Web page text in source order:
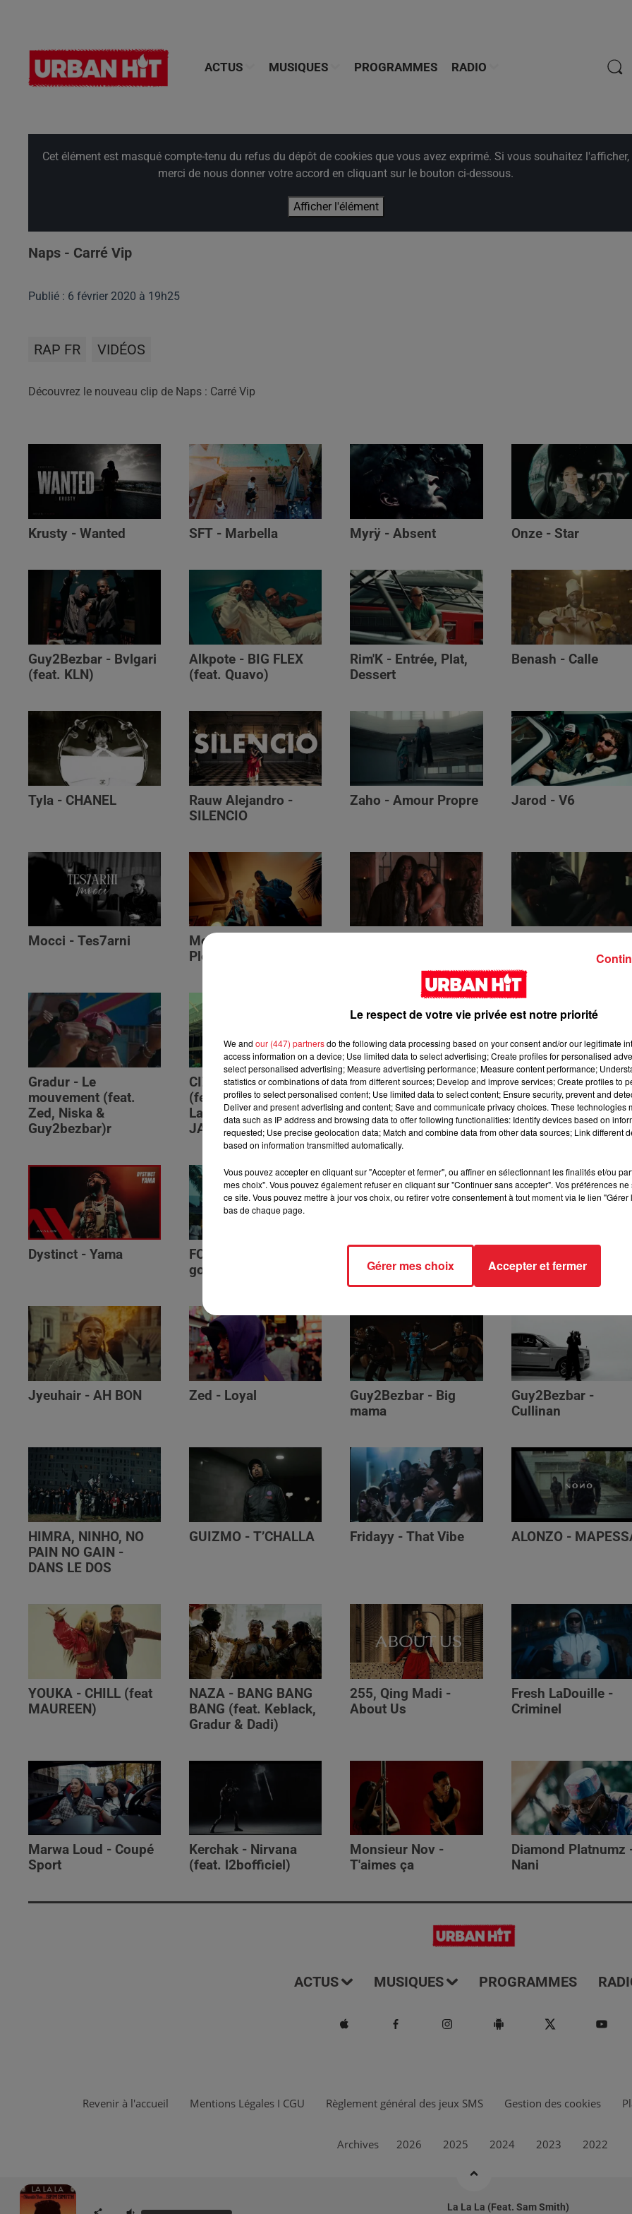
ACTUS MUSIQUES PROGRAMMES RADIO
Cet élément est masqué compte-tenu du refus du dépôt de cookies que vous avez exprimé. Si vous souhaitez l'afficher,
merci de nous donner votre accord en cliquant sur le bouton ci-dessous.
Afficher l'élément
Naps - Carré Vip
Publié : 6 février 2020 à 19h25
RAP FR VIDÉOS
Découvrez le nouveau clip de Naps : Carré Vip
Krusty - Wanted SFT - Marbella Myrÿ - Absent Onze - Star
Guy2Bezbar - Bvlgari
(feat. KLN)
Alkpote - BIG FLEX
(feat. Quavo)
Rim'K - Entrée, Plat,
Dessert
Benash - Calle
Tyla - CHANEL
Rauw Alejandro -
SILENCIO
Zaho - Amour Propre Jarod - V6
Mocci - Tes7arni
Monsieur Nov‬ -
Please (feat. RSKO)
interlude Yorssy
Gradur - Le
mouvement (feat.
Zed, Niska &
Guy2bezbar)r
CIZA - Isaka II (6am)
(feat. Tems, Omah
Lay, Thukuthela &
JAZZWRLD)
Siaka & Dr. Yaro - Les
Limites
Kore & Zamdane -
Dalí
Dystinct - Yama
FOLA & Victony -
golibe
Génération Impolie
Jyeuhair - AH BON Zed - Loyal
Guy2Bezbar - Big
mama
Guy2Bezbar -
Cullinan
HIMRA, NINHO, NO
PAIN NO GAIN -
DANS LE DOS
GUIZMO - T’CHALLA Fridayy - That Vibe ALONZO -
YOUKA - CHILL (feat
MAUREEN)
NAZA - BANG BANG
BANG (feat. Keblack,
Gradur & Dadi)
255, Qing Madi -
About Us
Fresh LaDouille -
Criminel
Marwa Loud - Coupé
Sport
Kerchak - Nirvana
(feat. ‪l2bofficiel‬)
Monsieur Nov -
T'aimes ça
Diamond Platnumz
Nani
ACTUS MUSIQUES PROGRAMMES
La La La (feat. Sam Smith)
Revenir à l'accueil Mentions Légales I CGU Règlement général des jeux SMS Gestion des cookies
Archives 2026 2025 2024 2023 2022
Le respect de votre vie privée est notre priorité
We and our (447) partnersdo the following data processing based on your consent and/or our legitimate
access information on a device; Use limited data to select advertising; Create profiles for personalised
select personalised advertising; Measure advertising performance; Measure content performance;
statistics or combinations of data from different sources; Develop and improve services; Create profiles to
profiles to select personalised content; Use limited data to select content; Ensure security, prevent and
Deliver and present advertising and content; Save and communicate privacy choices. These technologies
data such as IP address and browsing data to offer following functionalities: Identify devices based on
requested; Use precise geolocation data; Match and combine data from other data sources; Link different
based on information transmitted automatically.
Vous pouvez accepter en cliquant sur "Accepter et fermer", ou affiner en sélectionnant les finalités et/ou
mes choix". Vous pouvez également refuser en cliquant sur "Continuer sans accepter". Vos préférences
ce site. Vous pouvez mettre à jour vos choix, ou retirer votre consentement à tout moment via le lien
bas de chaque page.
Gérer mes choix Accepter et fermer